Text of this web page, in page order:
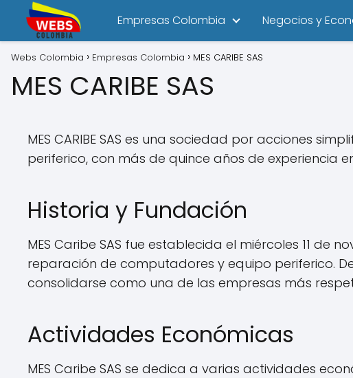
Empresas Colombia Negocios y
Webs Colombia Empresas Colombia MES CARIBE SAS
MES CARIBE SAS
MES CARIBE SAS es una sociedad por acciones
periferico, con más de quince años de experiencia
Historia y Fundación
MES Caribe SAS fue establecida el miércoles 11 de
reparación de computadores y equipo periferico.
consolidarse como una de las empresas más
Actividades Económicas
MES Caribe SAS se dedica a varias actividades